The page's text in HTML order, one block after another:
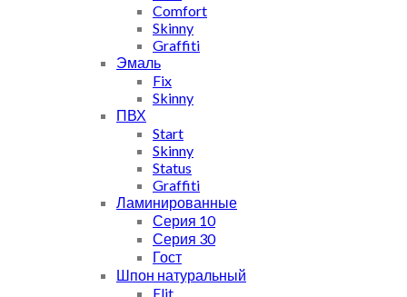
Comfort
Skinny
Graffiti
Эмаль
Fix
Skinny
ПВХ
Start
Skinny
Status
Graffiti
Ламинированные
Серия 10
Серия 30
Гост
Шпон натуральный
Elit